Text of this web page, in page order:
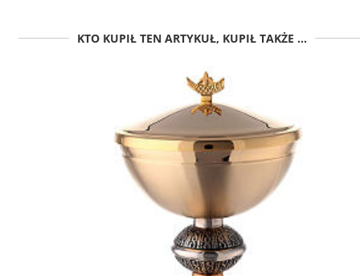
KTO KUPIŁ TEN ARTYKUŁ, KUPIŁ TAKŻE ...